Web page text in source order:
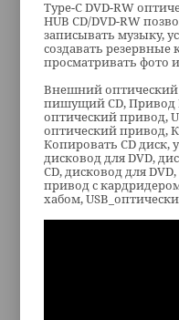
Type-C DVD-RW
HUB CD/DVD-RW
записывать музыку,
создавать
просматривать фото
Внешний
пишущий CD, Привод
оптический привод,
оптический привод,
Копировать CD диск,
дисковод для DVD,
CD, дисковод для
привод c
хабом,